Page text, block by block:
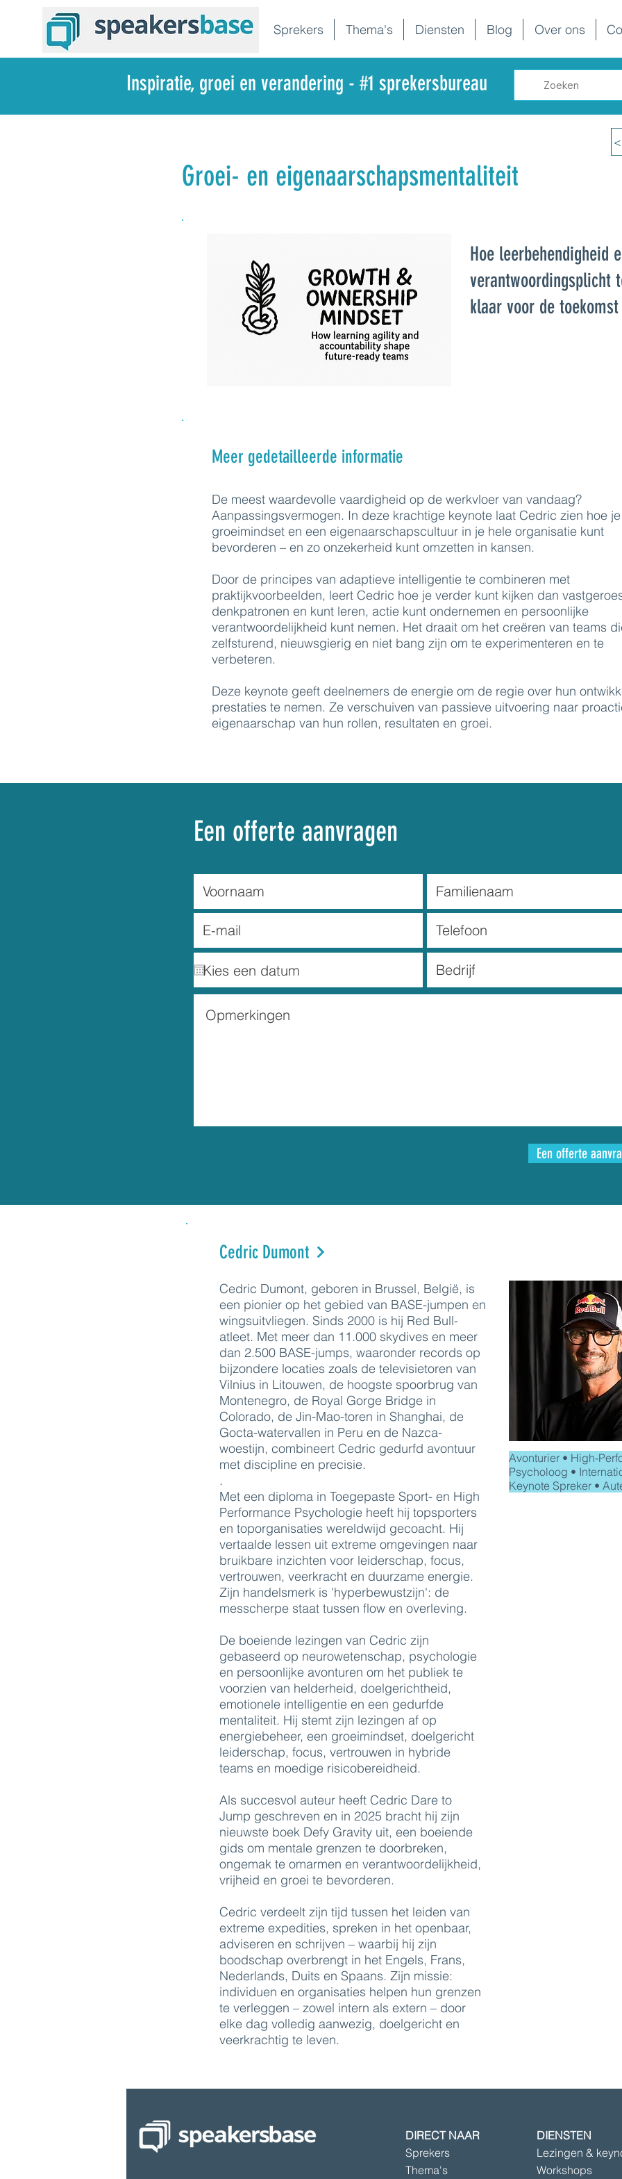
Sprekers Thema's Diensten Blog Over ons
Groei- en eigenaarschapsmentaliteit
Hoe leerbehendigheid
verantwoordingsplicht
klaar voor de
Meer gedetailleerde informatie
De meest waardevolle vaardigheid op de werkvloer van vandaag?
Aanpassingsvermogen. In deze krachtige keynote laat Cedric zien hoe
groeimindset en een eigenaarschapscultuur in je hele organisatie kunt
bevorderen – en zo onzekerheid kunt omzetten in kansen.
Door de principes van adaptieve intelligentie te combineren met
praktijkvoorbeelden, leert Cedric hoe je verder kunt kijken dan
denkpatronen en kunt leren, actie kunt ondernemen en persoonlijke
verantwoordelijkheid kunt nemen. Het draait om het creëren van teams
zelfsturend, nieuwsgierig en niet bang zijn om te experimenteren en te
verbeteren.
Deze keynote geeft deelnemers de energie om de regie over hun
prestaties te nemen. Ze verschuiven van passieve uitvoering naar
eigenaarschap van hun rollen, resultaten en groei.
Een offerte aanvragen
Een offerte
Cedric Dumont
Cedric Dumont, geboren in Brussel, België, is
een pionier op het gebied van BASE-jumpen en
wingsuitvliegen. Sinds 2000 is hij Red Bull-
atleet. Met meer dan 11.000 skydives en meer
dan 2.500 BASE-jumps, waaronder records op
bijzondere locaties zoals de televisietoren van
Vilnius in Litouwen, de hoogste spoorbrug van
Montenegro, de Royal Gorge Bridge in
Colorado, de Jin-Mao-toren in Shanghai, de
Gocta-watervallen in Peru en de Nazca-
woestijn, combineert Cedric gedurfd avontuur
met discipline en precisie.
.
Met een diploma in Toegepaste Sport- en High
Performance Psychologie heeft hij topsporters
en toporganisaties wereldwijd gecoacht. Hij
vertaalde lessen uit extreme omgevingen naar
bruikbare inzichten voor leiderschap, focus,
vertrouwen, veerkracht en duurzame energie.
Zijn handelsmerk is 'hyperbewustzijn': de
messcherpe staat tussen flow en overleving.
De boeiende lezingen van Cedric zijn
gebaseerd op neurowetenschap, psychologie
en persoonlijke avonturen om het publiek te
voorzien van helderheid, doelgerichtheid,
emotionele intelligentie en een gedurfde
mentaliteit. Hij stemt zijn lezingen af op
energiebeheer, een groeimindset, doelgericht
leiderschap, focus, vertrouwen in hybride
teams en moedige risicobereidheid.
Als succesvol auteur heeft Cedric Dare to
Jump geschreven en in 2025 bracht hij zijn
nieuwste boek Defy Gravity uit, een boeiende
gids om mentale grenzen te doorbreken,
ongemak te omarmen en verantwoordelijkheid,
vrijheid en groei te bevorderen.
Cedric verdeelt zijn tijd tussen het leiden van
extreme expedities, spreken in het openbaar,
adviseren en schrijven – waarbij hij zijn
boodschap overbrengt in het Engels, Frans,
Nederlands, Duits en Spaans. Zijn missie:
individuen en organisaties helpen hun grenzen
te verleggen – zowel intern als extern – door
elke dag volledig aanwezig, doelgericht en
veerkrachtig te leven.
Avonturier • High-
Psycholoog •
Keynote Spreker •
Inspiratie, groei en verandering - #1 sprekersbureau
DIRECT NAAR
Sprekers
Thema's
DIENSTEN
Lezingen &
Workshops